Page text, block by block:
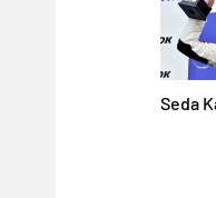
Seda